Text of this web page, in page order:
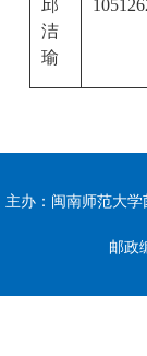
邱
洁
瑜
主办：闽南师范大
邮政